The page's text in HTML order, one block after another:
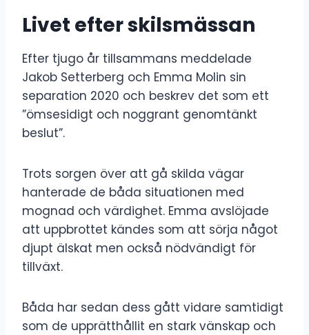
Livet efter skilsmässan
Efter tjugo år tillsammans meddelade
Jakob Setterberg och Emma Molin sin
separation 2020 och beskrev det som ett
”ömsesidigt och noggrant genomtänkt
beslut”.
Trots sorgen över att gå skilda vägar
hanterade de båda situationen med
mognad och värdighet. Emma avslöjade
att uppbrottet kändes som att sörja något
djupt älskat men också nödvändigt för
tillväxt.
Båda har sedan dess gått vidare samtidigt
som de upprätthållit en stark vänskap och